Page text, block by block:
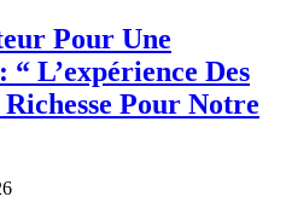
Pour Une
L’expérience Des
Pour Notre